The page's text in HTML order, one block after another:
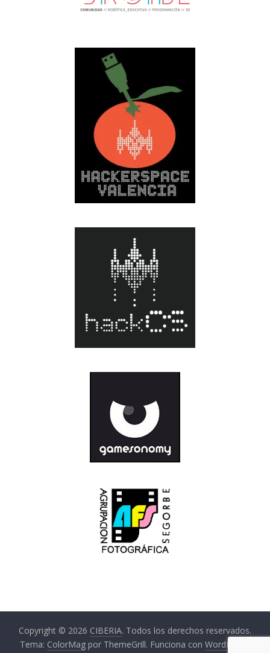
Copyright © 2026 CIBERIA. Todos los derechos reservados.
Tema: ColorMag por ThemeGrill. Funciona conWordPress